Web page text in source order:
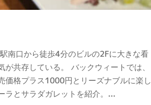
南口から徒歩4分のビルの2Fに大きな看
共存している。 バックウィートでは、
価格プラス1000円とリーズナブルに楽し
ラとサラダガレットを紹介。...